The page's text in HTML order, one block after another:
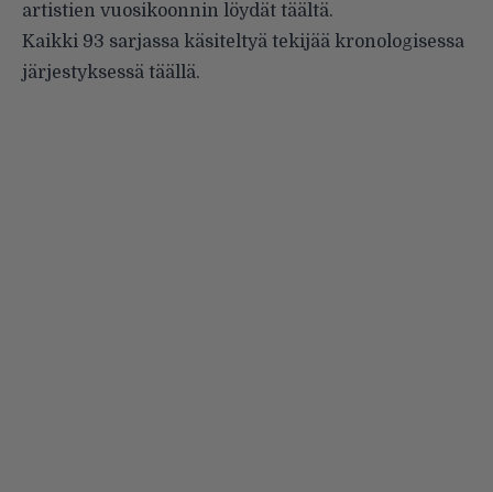
artistien vuosikoonnin löydät täältä.
Kaikki 93 sarjassa käsiteltyä tekijää kronologisessa
järjestyksessä täällä.